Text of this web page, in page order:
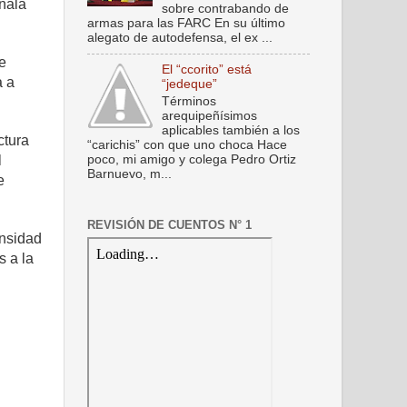
a
a la
sobre contrabando de
armas para las FARC En su último
alegato de autodefensa, el ex ...
El “ccorito” está
“jedeque”
Términos
arequipeñísimos
aplicables también a los
“carichis” con que uno choca Hace
poco, mi amigo y colega Pedro Ortiz
Barnuevo, m...
REVISIÓN DE CUENTOS N° 1